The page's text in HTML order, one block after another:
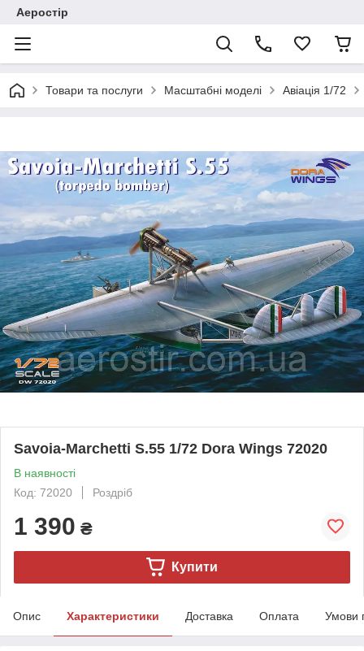
Аеростір
Товари та послуги Масштабні моделі Авіація 1/72
Savoia-Marchetti S.55 1/72 Dora Wings 72020
В наявності
Код: 72020
Роздріб
1 390 ₴
Купити
Опис Характеристики Доставка Оплата Умови